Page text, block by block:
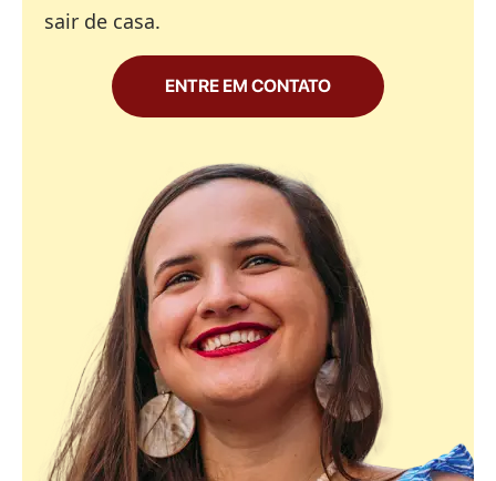
sair de casa.
ENTRE EM CONTATO